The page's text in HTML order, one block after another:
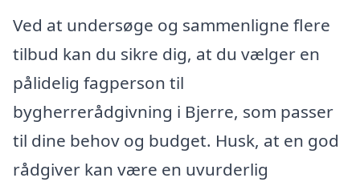
Ved at undersøge og sammenligne flere
tilbud kan du sikre dig, at du vælger en
pålidelig fagperson til
bygherrerådgivning i Bjerre, som passer
til dine behov og budget. Husk, at en god
rådgiver kan være en uvurderlig